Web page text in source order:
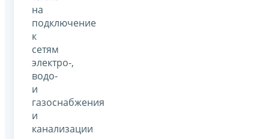
на
подключение
к
сетям
электро-,
водо-
и
газоснабжения
и
канализации